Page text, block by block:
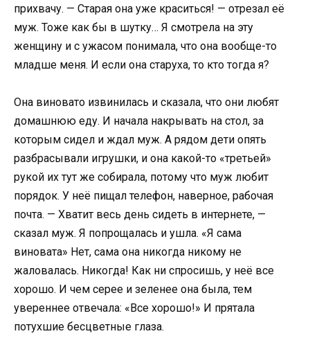
прихвачу. — Старая она уже краситься! — отрезал её
муж. Тоже как бы в шутку… Я смотрела на эту
женщину и с ужасом понимала, что она вообще-то
младше меня. И если она старуха, то кто тогда я?
Она виновато извинилась и сказала, что они любят
домашнюю еду. И начала накрывать на стол, за
которым сидел и ждал муж. А рядом дети опять
разбрасывали игрушки, и она какой-то «третьей»
рукой их тут же собирала, потому что муж любит
порядок. У неё пищал телефон, наверное, рабочая
почта. — Хватит весь день сидеть в интернете, —
сказал муж. Я попрощалась и ушла. «Я сама
виновата» Нет, сама она никогда никому не
жаловалась. Никогда! Как ни спросишь, у неё все
хорошо. И чем серее и зеленее она была, тем
увереннее отвечала: «Все хорошо!» И прятала
потухшие бесцветные глаза.